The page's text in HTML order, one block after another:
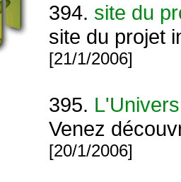
394. site du
site du projet
[21/1/2006]
395.
Venez
[20/1/2006]